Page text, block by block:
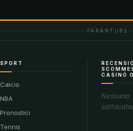
FARANTUBE
SPORT
Calcio
NBA
Pronostici
Tennis
CASINÒ
Nessuna